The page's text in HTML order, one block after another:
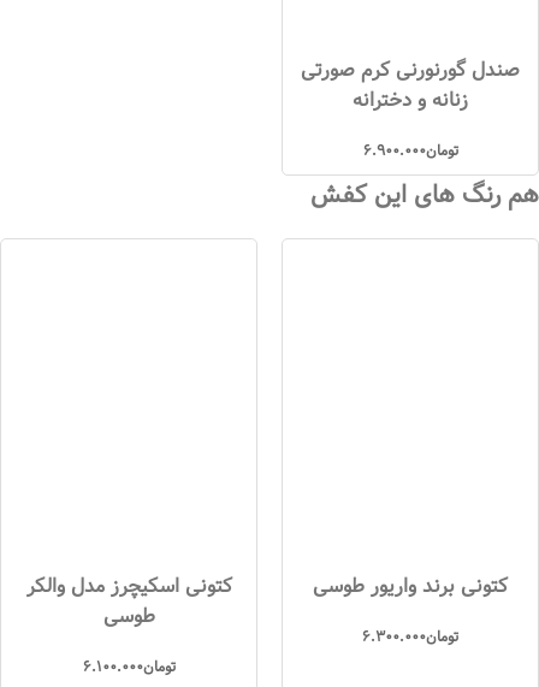
صندل گورنورنی کرم صورتی
زنانه و دخترانه
تومان6.900.000
هم رنگ های این کفش
کتونی برند واریور طوسی
تومان6.300.000
کتونی اسکیچرز مدل والکر
طوسی
تومان6.100.000